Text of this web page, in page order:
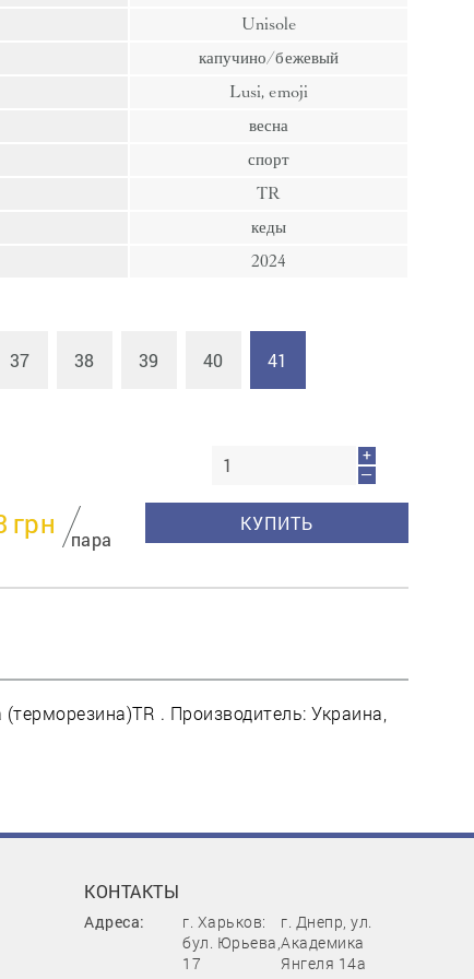
пресс
Гвозди
Ампулы
Иглы
Unisole
капучино/бежевый
Lusi, emoji
весна
спорт
TR
кеды
2024
37 38 39 40 41
+
—
грн пара
КУПИТЬ
. Производитель: Украина,
КОНТАКТЫ
Адреса:
г. Харьков:
бул. Юрьева,
17
г. Днепр, ул.
Академика
Янгеля 14а